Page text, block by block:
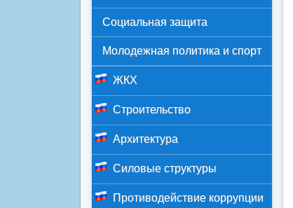
Социальная защита
Молодежная политика и спорт
ЖКХ
Строительство
Архитектура
Силовые структуры
Противодействие коррупции